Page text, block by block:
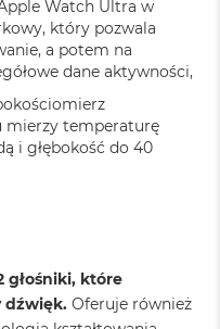
Watch Ultra w
który pozwala
a potem na
dane aktywności,
mierzy temperaturę
i głębokość do 40
głośniki, które
dźwięk. Oferuje również